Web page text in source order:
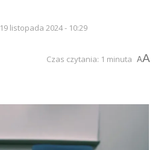
19 listopada 2024 - 10:29
Czas czytania: 1 minuta AA